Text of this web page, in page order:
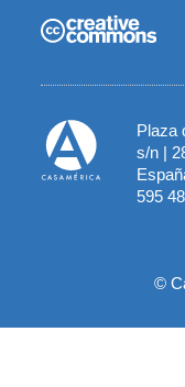
Plaza
s/n |
595
©